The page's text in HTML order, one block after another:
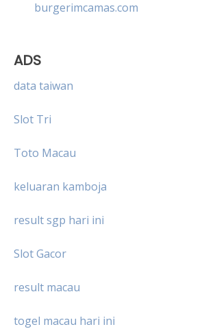
burgerimcamas.com
ADS
data taiwan
Slot Tri
Toto Macau
keluaran kamboja
result sgp hari ini
Slot Gacor
result macau
togel macau hari ini